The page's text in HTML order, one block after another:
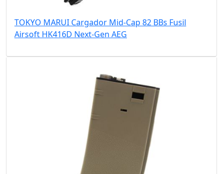
TOKYO MARUI Cargador Mid-Cap 82 BBs Fusil
Airsoft HK416D Next-Gen AEG